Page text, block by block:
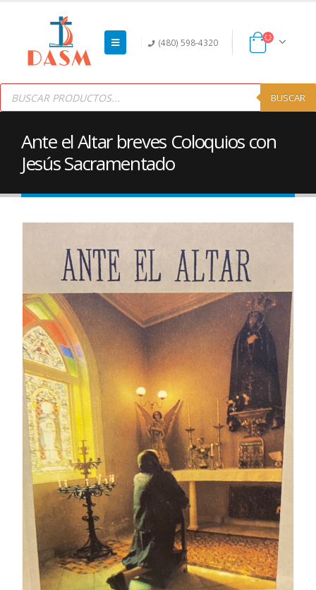
(480) 598-4320
Products
search BUSCAR
Ante el Altar breves Coloquios con
Jesús Sacramentado